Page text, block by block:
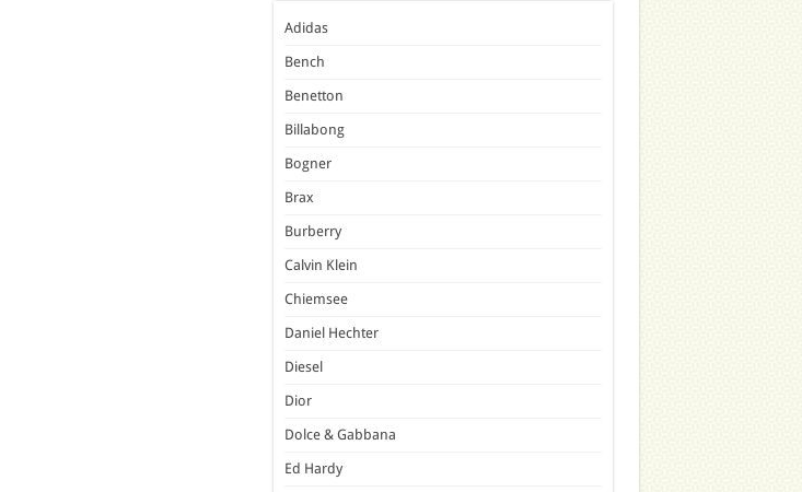
Adidas
Bench
Benetton
Billabong
Bogner
Brax
Burberry
Calvin Klein
Chiemsee
Daniel Hechter
Diesel
Dior
Dolce & Gabbana
Ed Hardy